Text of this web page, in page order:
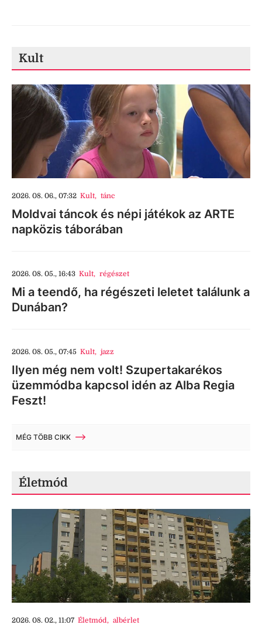
Kult
2026. 08. 06., 07:32 Kult, tánc
Moldvai táncok és népi játékok az ARTE
napközis táborában
2026. 08. 05., 16:43 Kult, régészet
Mi a teendő, ha régészeti leletet találunk a
Dunában?
2026. 08. 05., 07:45 Kult, jazz
Ilyen még nem volt! Szupertakarékos
üzemmódba kapcsol idén az Alba Regia
Feszt!
MÉG TÖBB CIKK
Életmód
2026. 08. 02., 11:07 Életmód, albérlet